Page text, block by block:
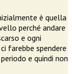
è quella
perché andare
e ogni
farebbe spendere
e quindi non